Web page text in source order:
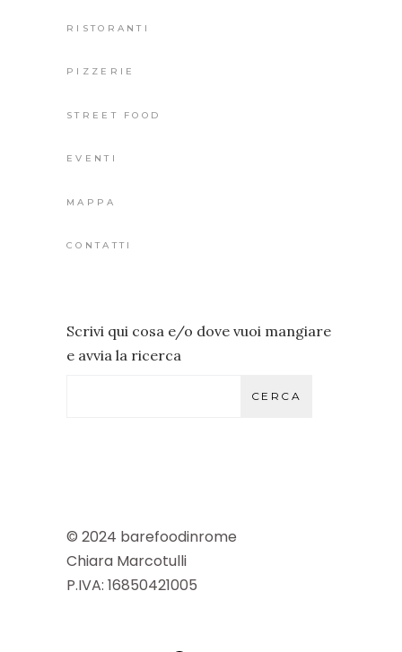
RISTORANTI
PIZZERIE
STREET FOOD
EVENTI
MAPPA
CONTATTI
Scrivi qui cosa e/o dove vuoi mangiare
e avvia la ricerca
CERCA
© 2024 barefoodinrome
Chiara Marcotulli
P.IVA: 16850421005